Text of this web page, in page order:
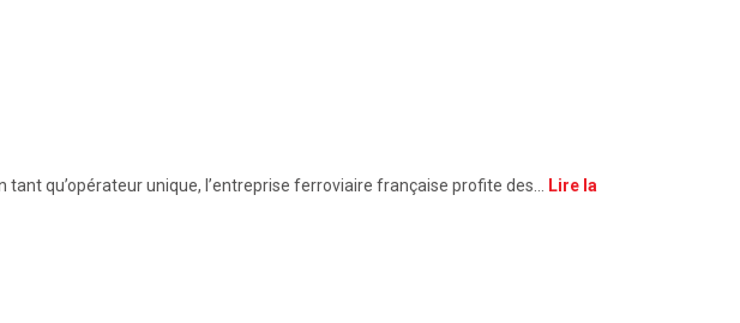
qu’opérateur unique, l’entreprise ferroviaire française profite des…
Lire la